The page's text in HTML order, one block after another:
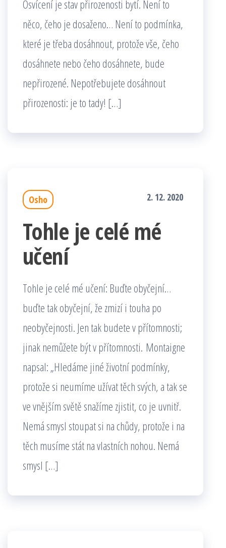
Osvícení je stav přirozenosti bytí. Není to
něco, čeho je dosaženo… Není to podmínka,
které je třeba dosáhnout, protože vše, čeho
dosáhnete nebo čeho dosáhnete, bude
nepřirozené. Nepotřebujete dosáhnout
přirozenosti: je to tady! […]
Osho 2. 12. 2020
Tohle je celé mé
učení
Tohle je celé mé učení: Buďte obyčejní…
buďte tak obyčejní, že zmizí i touha po
neobyčejnosti. Jen tak budete v přítomnosti;
jinak nemůžete být v přítomnosti. Montaigne
napsal: „Hledáme jiné životní podmínky,
protože si neumíme užívat těch svých, a tak se
ve vnějším světě snažíme zjistit, co je uvnitř.
Nemá smysl stoupat si na chůdy, protože i na
těch musíme stát na vlastních nohou. Nemá
smysl […]